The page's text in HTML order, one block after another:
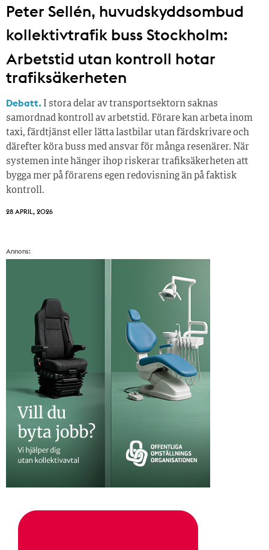
Peter Sellén, huvudskyddsombud
kollektivtrafik buss Stockholm:
Arbetstid utan kontroll hotar
trafiksäkerheten
Debatt. I stora delar av transportsektorn saknas
samordnad kontroll av arbetstid. Förare kan arbeta inom
taxi, färdtjänst eller lätta lastbilar utan färdskrivare och
därefter köra buss med ansvar för många resenärer. När
systemen inte hänger ihop riskerar trafiksäkerheten att
bygga mer på förarens egen redovisning än på faktisk
kontroll.
28 APRIL, 2026
Annons: